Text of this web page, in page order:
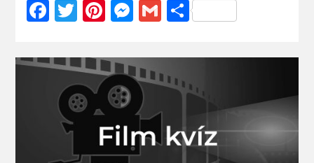
Facebook
Twitter
Pinterest
Messenger
GmailOssza